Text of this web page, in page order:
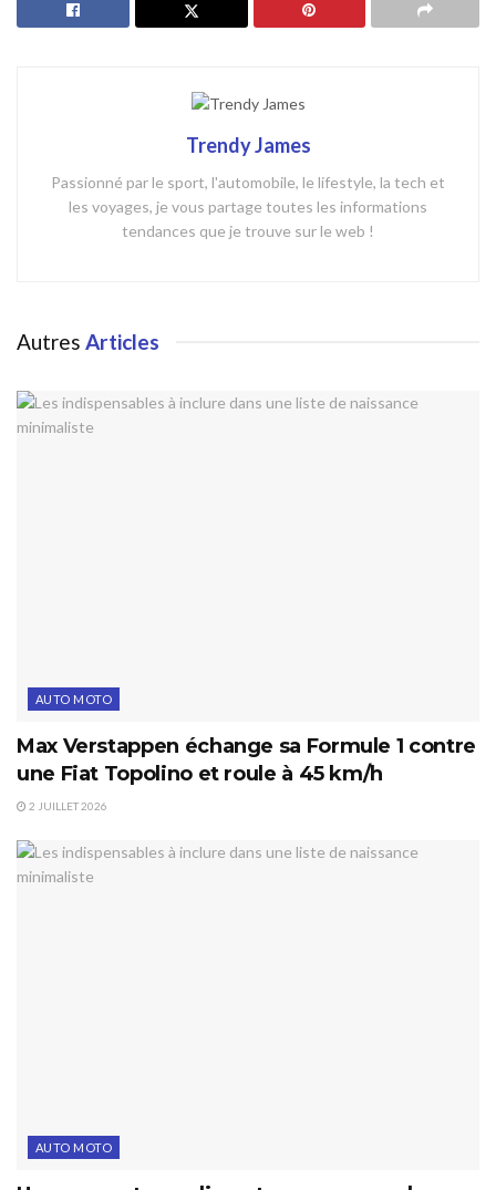
Trendy James
Passionné par le sport, l'automobile, le lifestyle, la tech et
les voyages, je vous partage toutes les informations
tendances que je trouve sur le web !
Autres Articles
AUTO MOTO
Max Verstappen échange sa Formule 1 contre
une Fiat Topolino et roule à 45 km/h
2 JUILLET 2026
AUTO MOTO